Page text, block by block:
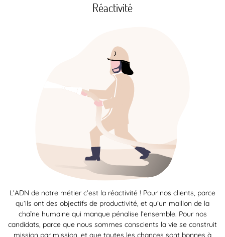
Réactivité
L’ADN de notre métier c’est la réactivité ! Pour nos clients, parce
qu’ils ont des objectifs de productivité, et qu’un maillon de la
chaîne humaine qui manque pénalise l’ensemble. Pour nos
candidats, parce que nous sommes conscients la vie se construit